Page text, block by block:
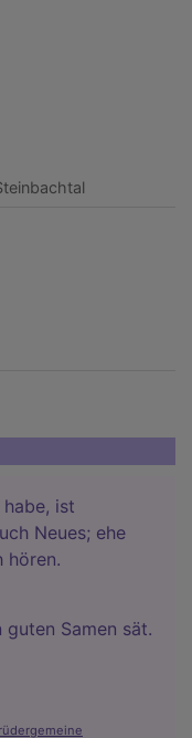
ist
Neues; ehe
hören.
Samen sät.